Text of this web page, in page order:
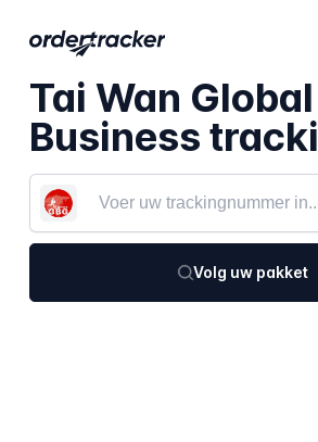
Tai Wan Global
Business
Volg uw pakket